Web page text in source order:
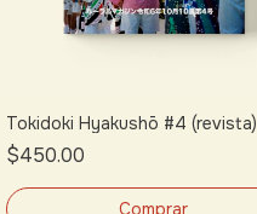
Tokidoki Hyakushō #4 (revista)
$450.00